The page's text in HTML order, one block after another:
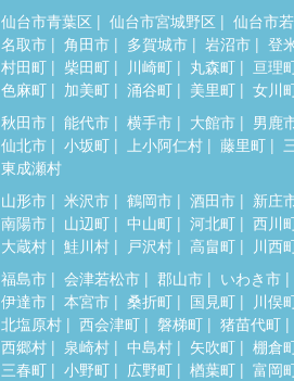
仙台市青葉区 仙台市宮城野区 仙台市
名取市
角田市 多賀城市 岩沼市 登
村田町
柴田町 川崎町 丸森町 亘理
色麻町
加美町 涌谷町 美里町 女川
秋田市 能代市 横手市 大館市 男鹿
仙北市
小坂町 上小阿仁村 藤里町
東成瀬村
山形市 米沢市 鶴岡市 酒田市 新庄
南陽市
山辺町 中山町 河北町 西川
大蔵村
鮭川村 戸沢村 高畠町 川西
福島市 会津若松市 郡山市 いわき市
伊達市
本宮市 桑折町 国見町 川俣
北塩原村
西会津町 磐梯町 猪苗代町
西郷村
泉崎村 中島村 矢吹町 棚倉
三春町
小野町 広野町 楢葉町 富岡